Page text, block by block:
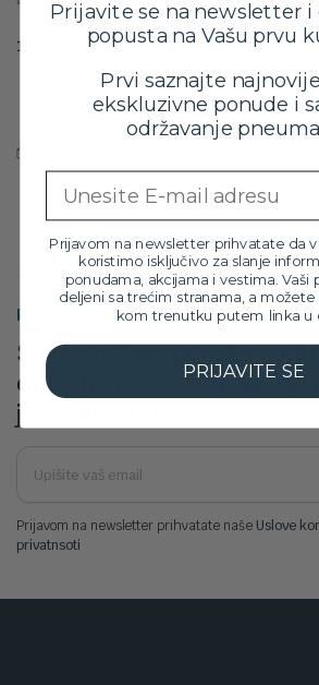
195/65 R16C Viking TransTech NewGen
Prijavite se na newsletter
Šaljemo Vam poruke sa
o novim proizvodima,
još mnogo toga
Prijavom na newsletter prihvatate naše Uslove
privatnsoti
Prijavite se na newsletter i
popusta na Vašu prvu
Prvi saznajte
ekskluzivne ponude i
održavanje
Prijavom na newsletter prihvatate da
koristimo isključivo za slanje
ponudama, akcijama i vestima. Vaši
deljeni sa trećim stranama, a možete
kom trenutku putem linka u
PRIJAVITE SE